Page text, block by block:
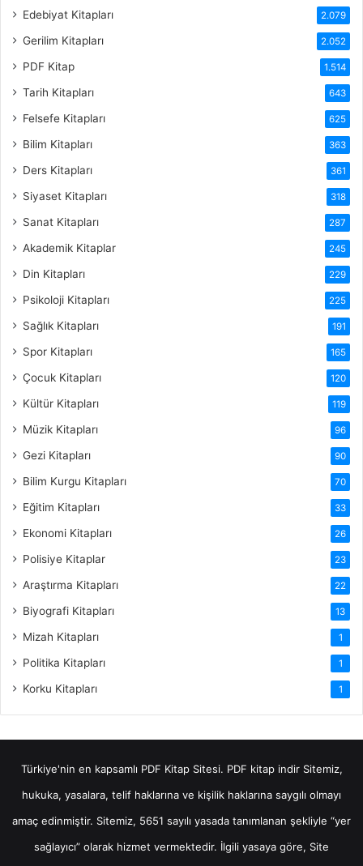
Edebiyat Kitapları 2.079
Gerilim Kitapları 2.052
PDF Kitap 1.514
Tarih Kitapları 643
Felsefe Kitapları 625
Bilim Kitapları 363
Ders Kitapları 361
Siyaset Kitapları 318
Sanat Kitapları 287
Akademik Kitaplar 245
Din Kitapları 229
Psikoloji Kitapları 225
Sağlık Kitapları 191
Spor Kitapları 165
Çocuk Kitapları 120
Kültür Kitapları 119
Müzik Kitapları 96
Gezi Kitapları 90
Bilim Kurgu Kitapları 70
Eğitim Kitapları 33
Ekonomi Kitapları 26
Polisiye Kitaplar 23
Araştırma Kitapları 22
Biyografi Kitapları 13
Mizah Kitapları 1
Politika Kitapları 1
Korku Kitapları 1
Türkiye'nin en kapsamlı PDF Kitap Sitesi. PDF kitap indirSitemiz,
hukuka, yasalara, telif haklarına ve kişilik haklarına saygılı olmayı
amaç edinmiştir. Sitemiz, 5651 sayılı yasada tanımlanan şekliyle “yer
sağlayıcı” olarak hizmet vermektedir. İlgili yasaya göre, Site